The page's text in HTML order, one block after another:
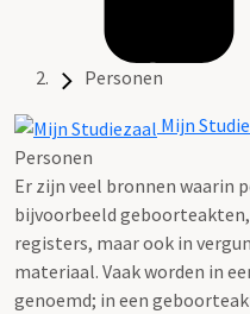
Personen
Mijn
Personen
Er zijn veel bronnen waarin
bijvoorbeeld
registers, maar ook in
materiaal. Vaak worden in
genoemd; in een